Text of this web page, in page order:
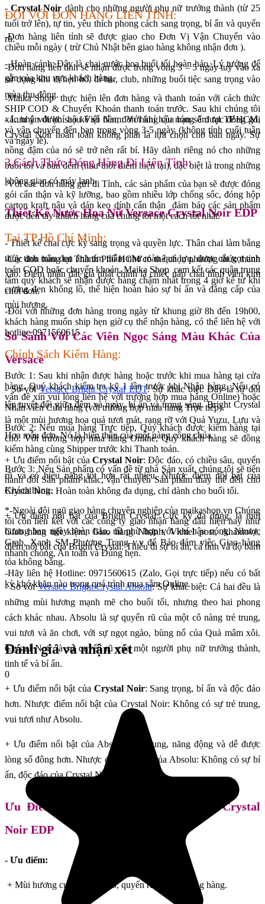
-Crystal Noir dành cho những người phụ nữ trưởng thành (từ 25
tuổi trở lên), tự tin, yêu thích phong cách sang trọng, bí ẩn và quyến
rũ.
- Hoàn cảnh: Đây là chai nước hoa buổi tối hoàn hảo. Lý tưởng để
sử dụng khi đi hẹn hò, đi bar, club, những buổi tiệc sang trọng vào
mùa thu đông.
- Lưu ý với khí hậu Việt Nam: Với khí hậu nóng ẩm tại TP.HCM,
Crystal Noir hoàn toàn không phải là lựa chọn cho ban ngày. Sự
nồng đậm của nó sẽ trở nên rất bí. Hãy dành riêng nó cho những
buổi tối và ban đêm (như thời điểm hiện tại), đặc biệt là trong những
không gian có máy lạnh.
Thiết Kế Nước Hoa Nữ Versace Crystal Noir EDP
- Thiết kế chai cực kỳ sang trọng và quyền lực. Thân chai làm bằng
thủy tinh màu đen ánh tím thẫm như màu quả lựu, được cắt gọt tinh
xảo. Điểm nhấn đắt giá nhất chính là chiếc nắp chai hình viên kim
cương đen khổng lồ, thể hiện hoàn hảo sự bí ẩn và đẳng cấp của
mùi hương.
So Sánh Với Các Viên Ngọc Sáng Màu Khác Của
Versace
- So vớiVersace Bright Crystal EDT: Sự khác biệt: Đây là sự đối
lập tuyệt đối giữa đêm và ngày, bí ẩn và trong sáng. Bright Crystal
là một mùi hương hoa quả tươi mát, rạng rỡ với Quả Yuzu, Lựu và
Hoa mẫu đơn. Nó là hiện thân của một nàng công chúa.
+ Ưu điểm nổi bật củaCrystal Noir: Độc đáo, có chiều sâu, quyến
rũ và có hiệu năng tốt hơn rất nhiều. Nhược điểm nổi bật của
Crystal Noir: Hoàn toàn không đa dụng, chỉ dành cho buổi tối.
+ Ưu điểm nổi bật của Bright Crystal: Cực kỳ đa dụng, là mùi
hương ban ngày hoàn hảo, rất phù hợp với khí hậu nóng. Nhược
điểm nổi bật của Bright Crystal: Thiếu đi sự bí ẩn, cá tính và độ bám
tỏa không bằng.
- So vớiVersace Bright Crystal Absolu: Sự khác biệt: Cả hai đều là
những mùi hương mạnh mẽ cho buổi tối, nhưng theo hai phong
cách khác nhau. Absolu là sự quyến rũ của một cô nàng trẻ trung,
vui tươi và ăn chơi, với sự ngọt ngào, bùng nổ của Quả mâm xôi.
Crystal Noir là sự quyến rũ của một người phụ nữ trưởng thành,
tinh tế và bí ẩn.
+ Ưu điểm nổi bật của Crystal Noir: Sang trọng, bí ẩn và độc đáo
hơn. Nhược điểm nổi bật của Crystal Noir: Không có sự trẻ trung,
vui tươi như Absolu.
+ Ưu điểm nổi bật của Absolu: Trẻ trung, năng động và dễ được
lòng số đông hơn. Nhược điểm nổi bật của Absolu: Không có sự bí
ẩn, độc đáo của Crystal Noir.
Ưu Điểm & Nhược Điểm Nổi Bật Của Crystal
Noir EDP
- Ưu điểm:
+ Mùi hương cực kỳ độc đáo, quyến rũ, không đụng hàng.
ĐỐI VỚI ĐƠN HÀNG LIÊN TỈNH:
-Đơn hàng liên tỉnh sẽ được giao cho Đơn Vị Vận Chuyển vào
chiều mỗi ngày ( trừ Chủ Nhật bên giao hàng không nhận đơn ).
-Đơn hàng liên tỉnh sẽ nhận được trong vòng 3 – 5 ngày tuỳ vào xa
gần của khu vực khách hàng.
-Maika Shop thực hiện lên đơn hàng và thanh toán với cách thức
SHIP COD & Chuyển Khoản thanh toán trước. Sau khi chúng tôi
xác nhận được sao kê số tiền, đơn hàng của bạn sẽ được đóng gói
và vận chuyển đến bạn trong vòng 3-5 ngày (không tính cuối tuần
và ngày lễ).
3.Cách Thức Đóng Hàng Đi Liên Tỉnh:
-Với các đơn hàng gửi đi Tỉnh, các sản phẩm của bạn sẽ được đóng
gói cẩn thận và kỹ lưỡng, bao gồm nhiều lớp chống sốc, đóng hộp
carton kraft nâu và dán keo dính cẩn thận đảm bảo các sản phẩm
được đến tay khách hàng của chúng tôi một cách tốt nhất.
Tại TP Hồ Chí Minh:
-Các đơn hàng tại Thành Phố HCM có thể chọn phương thức thanh
toán COD hoặc chuyển khoản, Maika Shop cam kết các quận trung
tâm quý khách sẽ nhận được hàng chậm nhất trong 4 giờ kể từ khi
chốt đơn.
-Đối với những đơn hàng trong ngày từ khung giờ 8h đến 19h00,
khách hàng muốn ship hẹn giờ cụ thể nhận hàng, có thể liên hệ với
hotline 0971560615
Chính Sách Kiểm Hàng:
Bước 1: Sau khi nhận được hàng hoặc trước khi mua hàng tại cửa
hàng, Quý khách kiểm tra kỹ 1 lần trước khi Nhận hàng. Nếu có
vấn đề xin vui lòng liên hệ với trường hợp mua hàng Online) hoặc
Nhân viên Cửa hàng (với trường hợp mua hàng Trực tiếp).
Bước 2: Nếu mua hàng Trực tiếp, Quý khách được kiểm hàng tại
chỗ. Với trường hợp mua hàng Online, Quý khách hàng sẽ đồng
kiểm hàng cùng Shipper trước khi Thanh toán.
Bước 3: Nếu Sản phẩm có vấn đề từ nhà Sản xuất, chúng tôi sẽ tiến
hành đổi Sản phẩm khác, vận chuyển Sản phẩm thay thế đến cho
Khách hàng.
*-Ngoài đội ngũ giao hàng chuyên nghiệp của maikashop.vn Chúng
tôi còn liên kết với các công ty giao nhận hàng đầu hiện nay như
Giao hàng tiết kiệm, Giao hàng Nhanh, Viettel post, Ahamove,
Grab, Xanh SM Phương Trang v.v để Bảo đảm việc Giao hàng
nhanh chóng, An toàn và Đúng hẹn.
-Hãy liên hệ Hotline: 0971560615 (Zalo, Gọi trực tiếp) nếu có bất
kỳ khó khăn nào trong quá trình mua sắm Online.
Đánh giá và nhận xét
0